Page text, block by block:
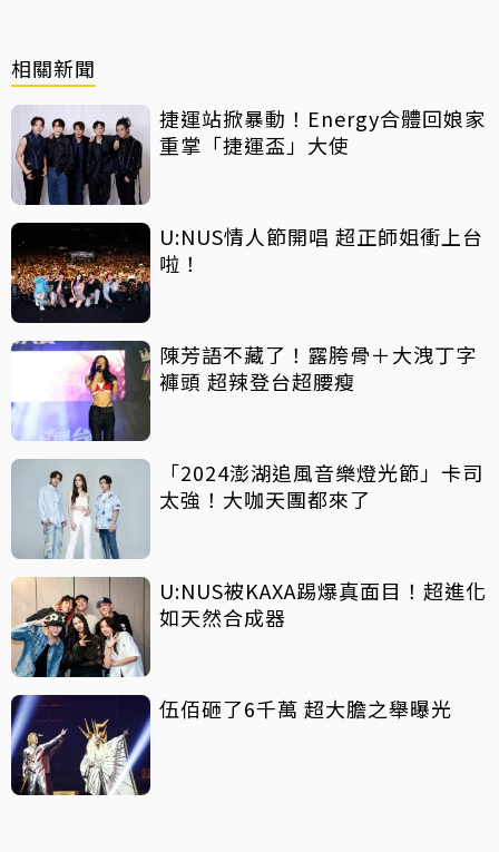
相關新聞
捷運站掀暴動！Energy合體回娘家
重掌「捷運盃」大使
U:NUS情人節開唱 超正師姐衝上台
啦！
陳芳語不藏了！露胯骨＋大洩丁字
褲頭 超辣登台超腰瘦
「2024澎湖追風音樂燈光節」卡司
太強！大咖天團都來了
U:NUS被KAXA踢爆真面目！超進化
如天然合成器
伍佰砸了6千萬 超大膽之舉曝光